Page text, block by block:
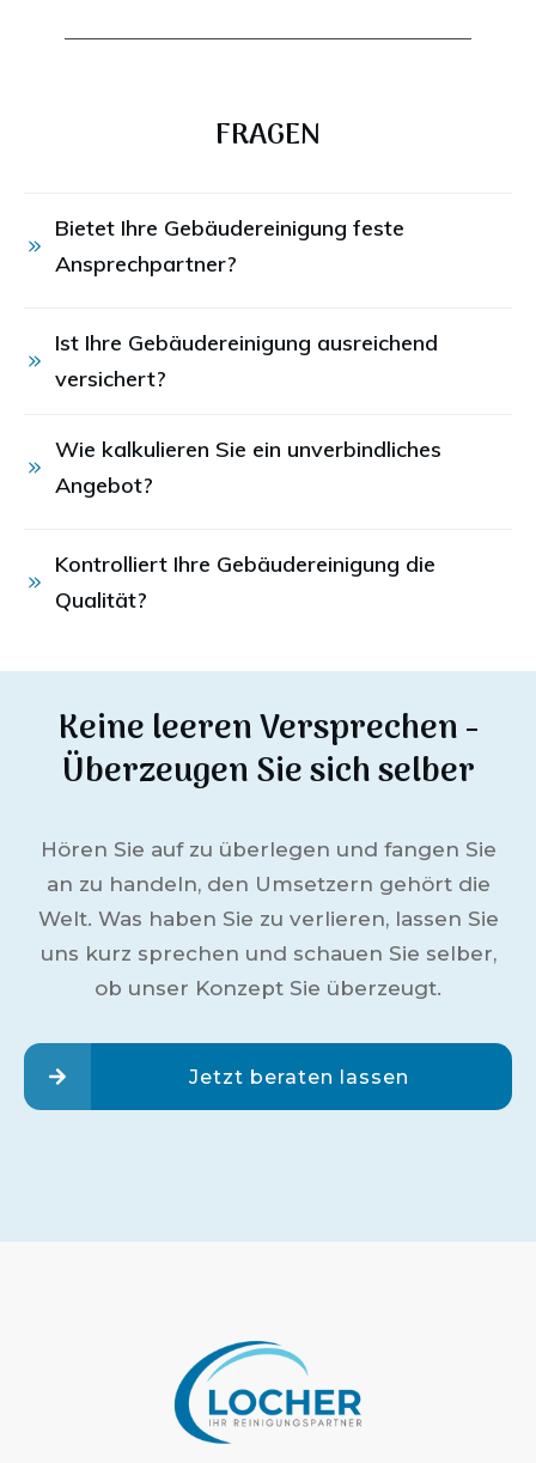
FRAGEN
Bietet Ihre Gebäudereinigung feste
Ansprechpartner?
Ist Ihre Gebäudereinigung ausreichend
versichert?
Wie kalkulieren Sie ein unverbindliches
Angebot?
Kontrolliert Ihre Gebäudereinigung die
Qualität?
Keine leeren Versprechen -
Überzeugen Sie sich selber
Hören Sie auf zu überlegen und fangen Sie
an zu handeln, den Umsetzern gehört die
Welt. Was haben Sie zu verlieren, lassen Sie
uns kurz sprechen und schauen Sie selber,
ob unser Konzept Sie überzeugt.
Jetzt beraten lassen